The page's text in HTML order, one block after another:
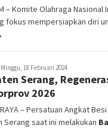
– Komite Olahraga Nasional
fokus mempersiapkan diri
Minggu, 18 Februari 2024
Serang,
2026
RAYA – Persatuan Angkat
Serang saat ini melakukan